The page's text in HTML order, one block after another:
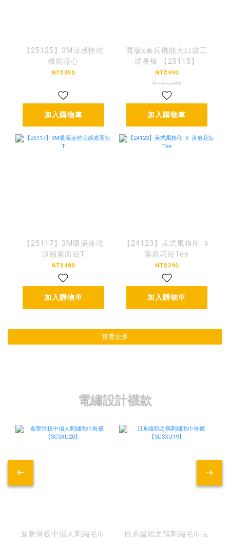
【25125】3M涼感快乾
機能背心
NT$350
加入購物車
寬版x傘兵機能大口袋工
裝長褲 【25115】
NT$990
NT$1,280
加入購物車
【25117】3M吸濕速乾
涼感素面短T
NT$480
加入購物車
【24123】美式風格印 Ｘ
落肩花短Tee
NT$390
加入購物車
查看更多
電繡設計襪款
進擊滑板中指人刺繡毛巾
日系燼焰之鶴刺繡毛巾長